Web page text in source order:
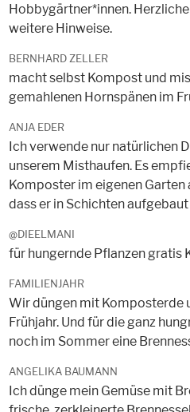
Hobbygärtner*innen.
weitere Hinweise.
BERNHARD ZELLER
macht selbst Kompost und
gemahlenen Hornspänen im
ANJA EDER
Ich verwende nur natürlichen
unserem Misthaufen. Es
Komposter im eigenen Garten
dass er in Schichten aufgebaut
@DIEELMANI
für hungernde Pflanzen gratis
FAMILIENJAHR
Wir düngen mit Komposterde
Frühjahr. Und für die ganz
noch im Sommer eine
ANGELIKA BAUMANN
Ich dünge mein Gemüse mit